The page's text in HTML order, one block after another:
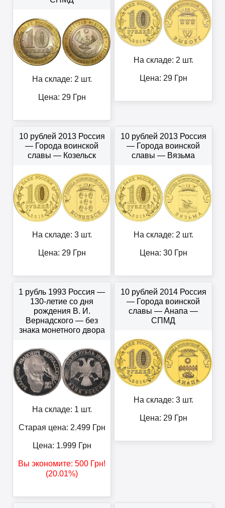
На складе: 2 шт.
Цена: 29Грн
На складе: 2 шт.
Цена: 29Грн
10 рублей 2013 Россия
— Города воинской
славы — Козельск
На складе: 3 шт.
Цена: 29Грн
10 рублей 2013 Россия
— Города воинской
славы — Вязьма
На складе: 2 шт.
Цена: 30Грн
1 рубль 1993 Россия —
130-летие со дня
рождения В. И.
Вернадского — без
знака монетного двора
На складе: 1 шт.
Старая цена: 2.499Грн
Цена: 1.999Грн
Вы экономите: 500 Грн!
(20.01%)
10 рублей 2014 Россия
— Города воинской
славы — Анапа —
СПМД
На складе: 3 шт.
Цена: 29Грн